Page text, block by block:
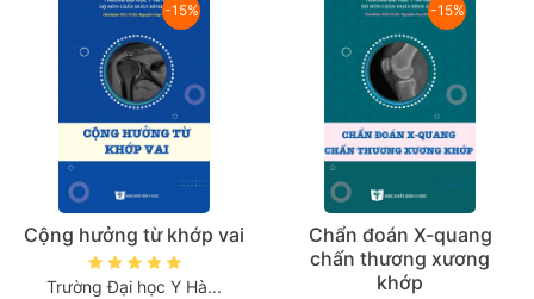
Giá thấp đần
Năm xuất bản
Mới nhất
-15%
Cộng hưởng từ khớp vai
Trường Đại học Y Hà...
-15%
Chẩn đoán X-quang
chấn thương xương
khớp